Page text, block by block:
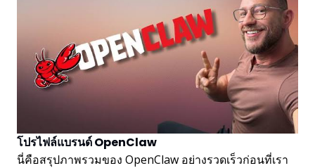
โปรไฟล์แบรนด์ OpenClaw
นี่คือสรุปภาพรวมของ OpenClaw อย่างรวดเร็วก่อนที่เรา